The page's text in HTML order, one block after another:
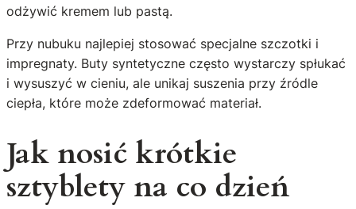
odżywić kremem lub pastą.
Przy nubuku najlepiej stosować specjalne szczotki i
impregnaty. Buty syntetyczne często wystarczy spłukać
i wysuszyć w cieniu, ale unikaj suszenia przy źródle
ciepła, które może zdeformować materiał.
Jak nosić krótkie
sztyblety na co dzień